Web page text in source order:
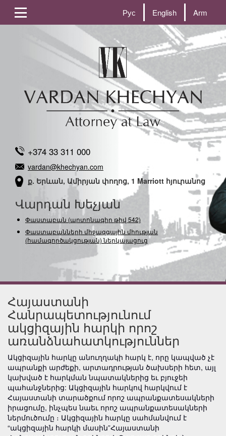
Рус English Arm
+374 33 311 000
vardan@khechyan.com
ք. Երևան, Ամիրյան փողոց, 1 Marriott հյուրանոց
Վարդան Խեչյան
Փաստաբան (արտոնագիր թիվ 542)
Փաստաբանների միջազգային միության
(համագործակցության) ներկայացուցչությա
Հայաստանի
Հանրապետությունում
ակցիզային հարկի որոշ
առանձնահատկություններ
Ակցիզային հարկը անուղղակի հարկ է, որը կապված չէ
ապրանքի արժեքի, արտադրության ծախսերի հետ, այլ
կախված է հարկման նպատակներից եւ բյուջեի
պահանջներից: Ակցիզային հարկով հարկվում է
Հայաստանի տարածքում որոշ ապրանքատեսակների
իրացումը, ինչպես նաեւ որոշ ապրանքատեսակների
ներմուծումը ։ Ակցիզային հարկը սահմանվում է
“ակցիզային հարկի մասին”Հայաստանի